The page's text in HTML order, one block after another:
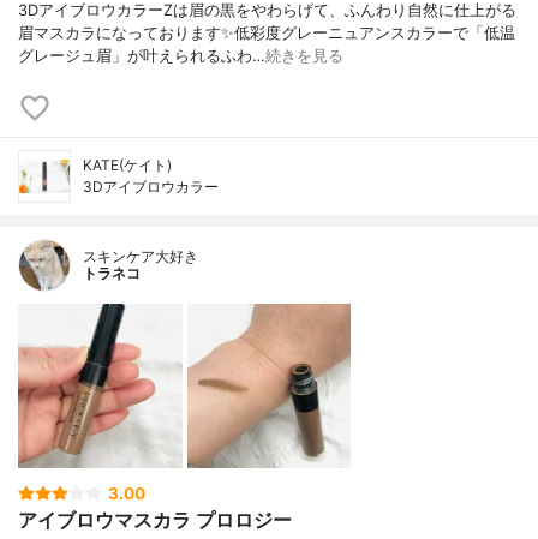
3DアイブロウカラーZは眉の黒をやわらげて、ふんわり自然に仕上がる
眉マスカラになっております✨低彩度グレーニュアンスカラーで「低温
グレージュ眉」が叶えられるふわ…続きを見る
KATE(ケイト)
3Dアイブロウカラー
スキンケア大好き
トラネコ
3.00
アイブロウマスカラ プロロジー